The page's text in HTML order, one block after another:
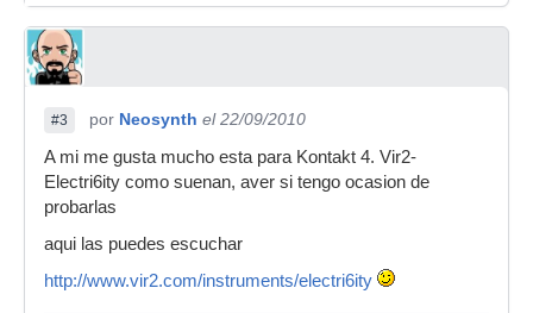
#3 por Neosynth el 22/09/2010
A mi me gusta mucho esta para Kontakt 4. Vir2-
Electri6ity como suenan, aver si tengo ocasion de
probarlas
aqui las puedes escuchar
http://www.vir2.com/instruments/electri6ity